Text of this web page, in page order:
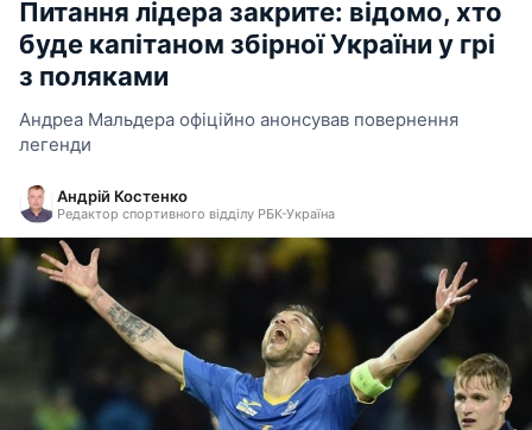
Питання лідера закрите: відомо, хто
буде капітаном збірної України у грі
з поляками
Андреа Мальдера офіційно анонсував повернення
легенди
Андрій Костенко
Редактор спортивного відділу РБК-Україна